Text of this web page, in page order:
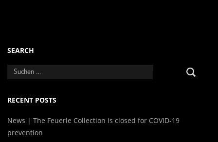
SEARCH
RECENT POSTS
News | The Feuerle Collection is closed for COVID-19
prevention